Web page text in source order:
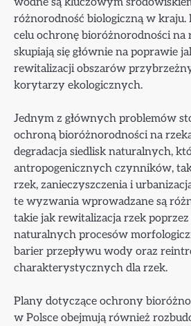
różnorodność biologiczną w kraju.
celu ochronę bioróżnorodności na
skupiają się głównie na poprawie
rewitalizacji obszarów
korytarzy ekologicznych.
Jednym z głównych problemów
ochroną bioróżnorodności na
degradacja siedlisk naturalnych,
antropogenicznych czynników,
rzek, zanieczyszczenia i
te wyzwania wprowadzane są
takie jak rewitalizacja rzek
naturalnych procesów
barier przepływu wody oraz
charakterystycznych dla rzek.
Plany dotyczące ochrony
w Polsce obejmują również